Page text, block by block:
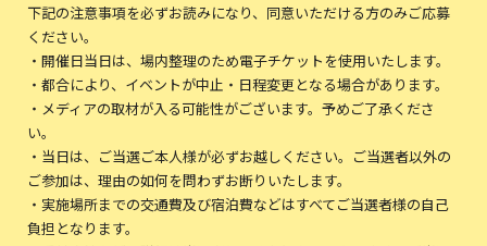
下記の注意事項を必ずお読みになり、同意いただける方のみご応募
ください。
・開催日当日は、場内整理のため電子チケットを使用いたします。
・都合により、イベントが中止・日程変更となる場合があります。
・メディアの取材が入る可能性がございます。予めご了承くださ
い。
・当日は、ご当選ご本人様が必ずお越しください。ご当選者以外の
ご参加は、理由の如何を問わずお断りいたします。
・実施場所までの交通費及び宿泊費などはすべてご当選者様の自己
負担となります。